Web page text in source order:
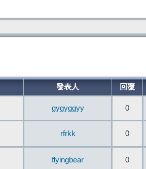
發表人 回覆
gygyggyy 0
rfrkk 0
flyingbear 0